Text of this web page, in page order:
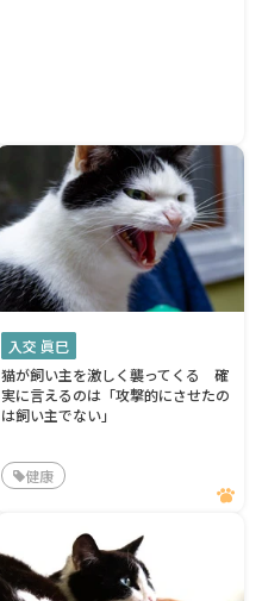
入交 眞巳
猫が飼い主を激しく襲ってくる 確
実に言えるのは「攻撃的にさせたの
は飼い主でない」
健康